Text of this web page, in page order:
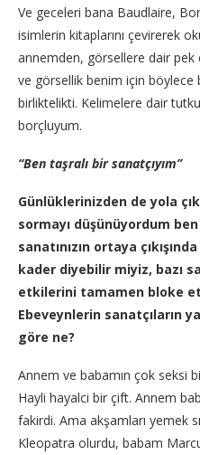
Ve geceleri bana Baudlaire,
isimlerin kitaplarını çevirerek
annemden, görsellere dair pek
ve görsellik benim için
birliktelikti. Kelimelere dair
borçluyum.
“Ben taşralı bir sanatçıyım”
Günlüklerinizden de yola
sormayı düşünüyordum
sanatınızın ortaya
kader diyebilir miyiz, bazı
etkilerini tamamen bloke
Ebeveynlerin sanatçıların
göre ne?
Annem ve babamın çok seksi
Hayli hayalci bir çift. Annem
fakirdi. Ama akşamları yemek
Kleopatra olurdu, babam